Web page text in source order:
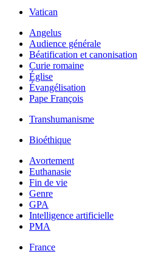
Vatican
Angelus
Audience générale
Béatification et canonisation
Curie romaine
Église
Évangélisation
Pape François
Transhumanisme
Bioéthique
Avortement
Euthanasie
Fin de vie
Genre
GPA
Intelligence artificielle
PMA
France